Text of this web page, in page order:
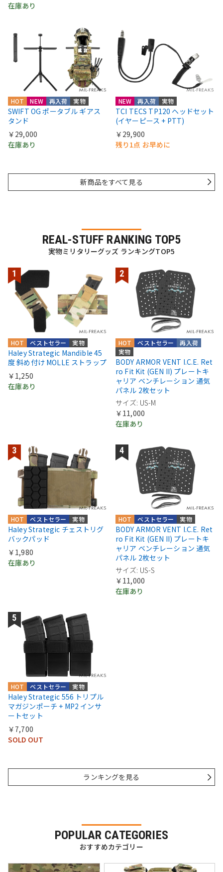
在庫あり
HOT NEW 再入荷 実物
SWIFT OG ポータブル ギアス
タンド
￥29,000
在庫あり
NEW 再入荷 実物
TCI TECS TP120 ヘッドセット
(イヤーピース + PTT)
￥29,900
残り1点 お早めに
新商品をすべて見る
REAL-STUFF RANKING TOP5
実物ミリタリーグッズ ランキングTOP5
実物
ベストセラー
HOT
Haley Strategic Mandible 45
度 斜め付け MOLLE ストラップ
￥1,250
在庫あり
実物
再入荷
ベストセラー
HOT
BODY ARMOR VENT I.C.E. Ret
ro Fit Kit (GEN II) プレートキ
ャリア ベンチレーション 通気
パネル 2枚セット
サイズ: US-M
￥11,000
在庫あり
実物
ベストセラー
HOT
Haley Strategic チェストリグ
バックパッド
￥1,980
在庫あり
実物
ベストセラー
HOT
BODY ARMOR VENT I.C.E. Ret
ro Fit Kit (GEN II) プレートキ
ャリア ベンチレーション 通気
パネル 2枚セット
サイズ: US-S
￥11,000
在庫あり
実物
ベストセラー
HOT
Haley Strategic 556 トリプル
マガジンポーチ + MP2 インサ
ートセット
￥7,700
SOLD OUT
ランキングを見る
POPULAR CATEGORIES
おすすめカテゴリー